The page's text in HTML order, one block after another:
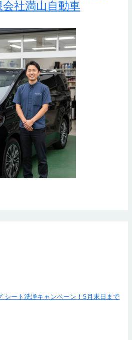
社満山自動車
シート洗浄キャンペーン！5月末日まで